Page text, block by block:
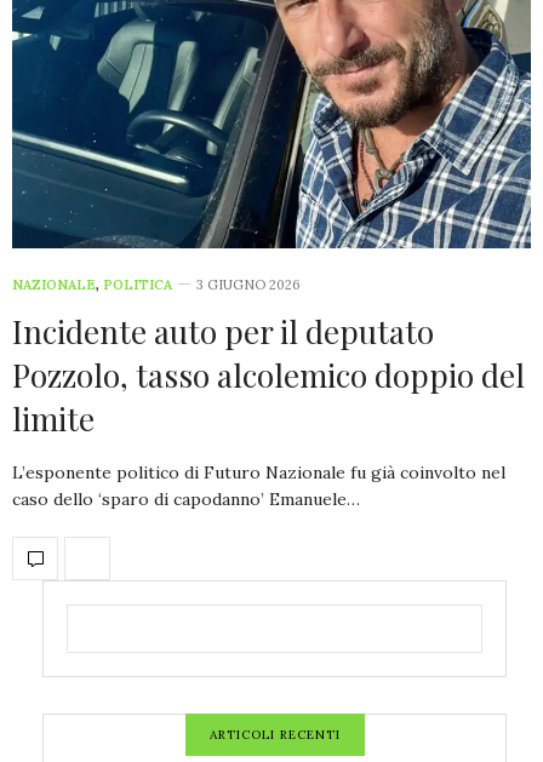
NAZIONALE, POLITICA 3 GIUGNO 2026
Incidente auto per il deputato
Pozzolo, tasso alcolemico doppio del
limite
L’esponente politico di Futuro Nazionale fu già coinvolto nel
caso dello ‘sparo di capodanno’ Emanuele…
ARTICOLI RECENTI